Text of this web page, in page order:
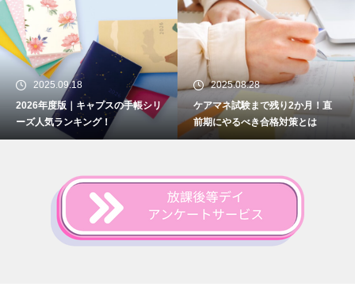
2025.09.18
2026年度版｜キャプスの手帳シリ
ーズ人気ランキング！
2025.08.28
ケアマネ試験まで残り2か月！直
前期にやるべき合格対策とは